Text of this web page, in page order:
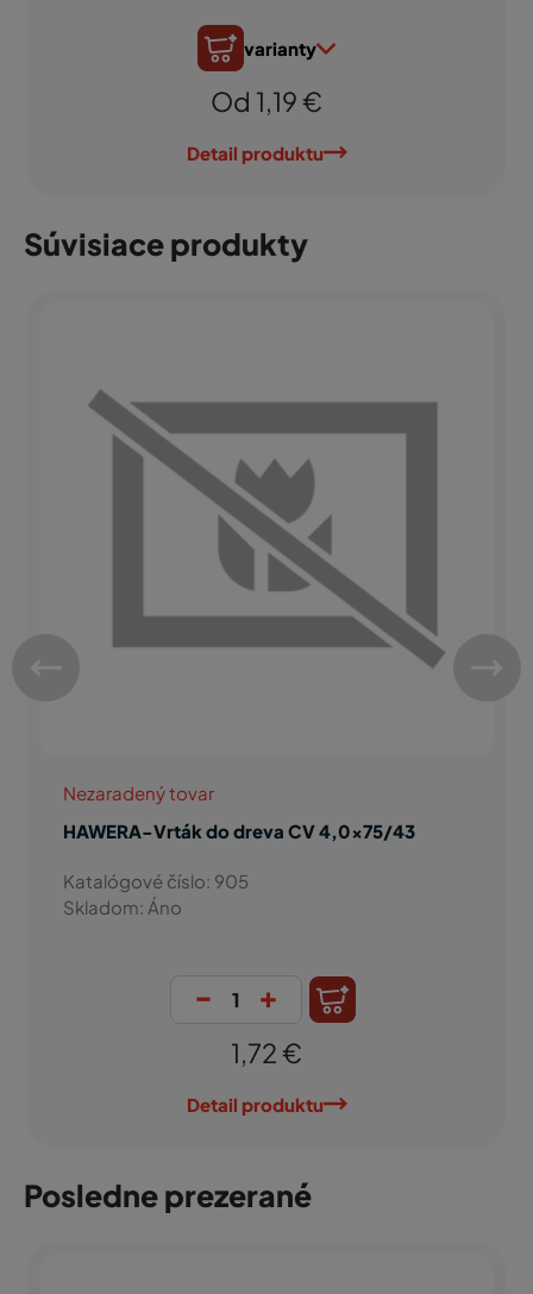
varianty
Od 1,19 €
Detail produktu
Súvisiace produkty
Nezaradený tovar
HAWERA-Vrták do dreva CV 4,0x75/43
Katalógové číslo: 905
Skladom: Áno
- +
1,72 €
Detail produktu
Posledne prezerané